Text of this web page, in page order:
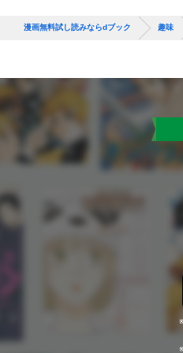
漫画無料試し読みならdブック 趣味